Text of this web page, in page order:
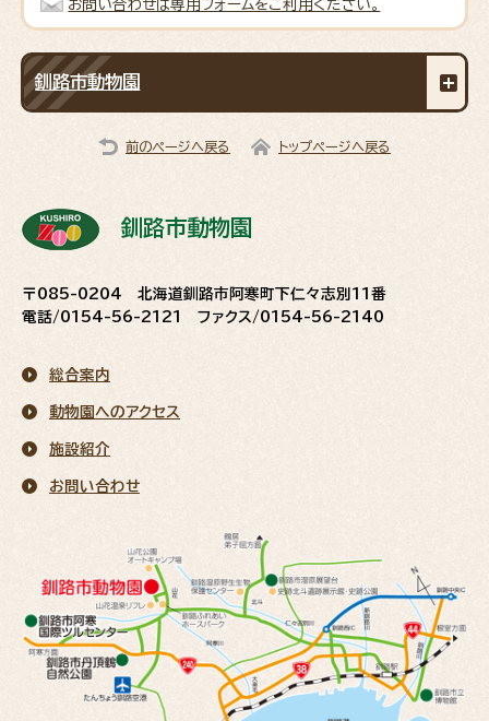
お問い合わせは専用フォームをご利用ください。
釧路市動物園
前のページへ戻る トップページへ戻る
釧路市動物園
〒085-0204 北海道釧路市阿寒町下仁々志別11番
電話/0154-56-2121 ファクス/0154-56-2140
総合案内
動物園へのアクセス
施設紹介
お問い合わせ